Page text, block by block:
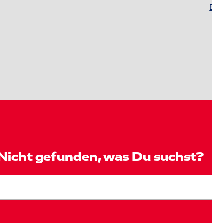
Nicht gefunden, was Du suchst?